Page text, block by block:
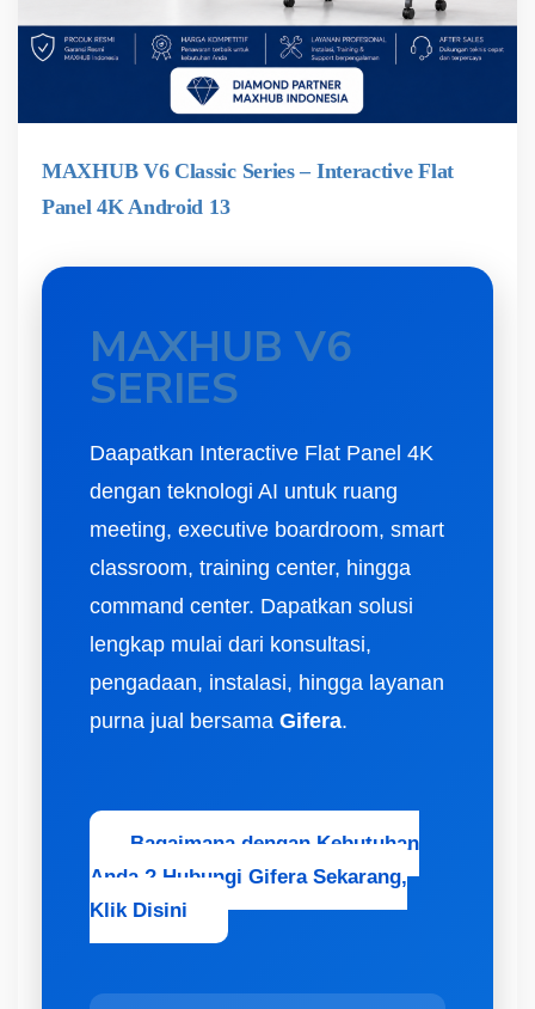
MAXHUB V6 Classic Series – Interactive Flat
Panel 4K Android 13
MAXHUB V6
SERIES
Daapatkan Interactive Flat Panel 4K
dengan teknologi AI untuk ruang
meeting, executive boardroom, smart
classroom, training center, hingga
command center. Dapatkan solusi
lengkap mulai dari konsultasi,
pengadaan, instalasi, hingga layanan
purna jual bersama Gifera.
Bagaimana dengan Kebutuhan
Anda ? Hubungi Gifera Sekarang,
Klik Disini